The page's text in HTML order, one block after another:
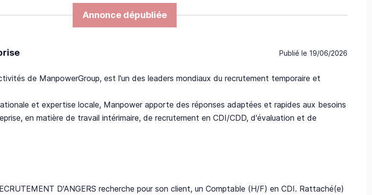
Annonce dépubliée
Publié le 19/06/2026
de ManpowerGroup, est l'un des leaders mondiaux du recrutement temporaire et
et expertise locale, Manpower apporte des réponses adaptées et rapides aux besoins
en matière de travail intérimaire, de recrutement en CDI/CDD, d'évaluation et de
D'ANGERS recherche pour son client, un Comptable (H/F) en CDI. Rattaché(e)